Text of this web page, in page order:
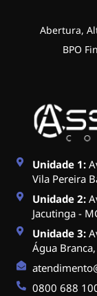
Abertura,
BPO
Unidade 1:
Vila Pereira
Unidade 2:
Jacutinga -
Unidade 3:
Água
0800 688